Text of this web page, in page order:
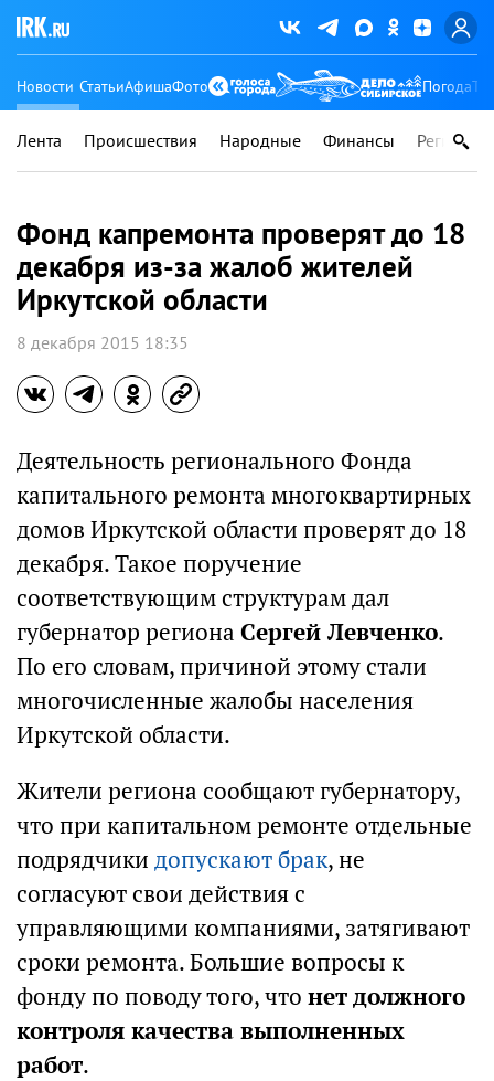
Новости СтатьиАфишаФото Погода
Лента Происшествия Народные Финансы Регионы
Фонд капремонта проверят до 18
декабря из-за жалоб жителей
Иркутской области
8 декабря 2015 18:35
Деятельность регионального Фонда
капитального ремонта многоквартирных
домов Иркутской области проверят до 18
декабря. Такое поручение
соответствующим структурам дал
губернатор региона Сергей Левченко.
По его словам, причиной этому стали
многочисленные жалобы населения
Иркутской области.
Жители региона сообщают губернатору,
что при капитальном ремонте отдельные
подрядчики допускают брак, не
согласуют свои действия с
управляющими компаниями, затягивают
сроки ремонта. Большие вопросы к
фонду по поводу того, что нет должного
контроля качества выполненных
работ.